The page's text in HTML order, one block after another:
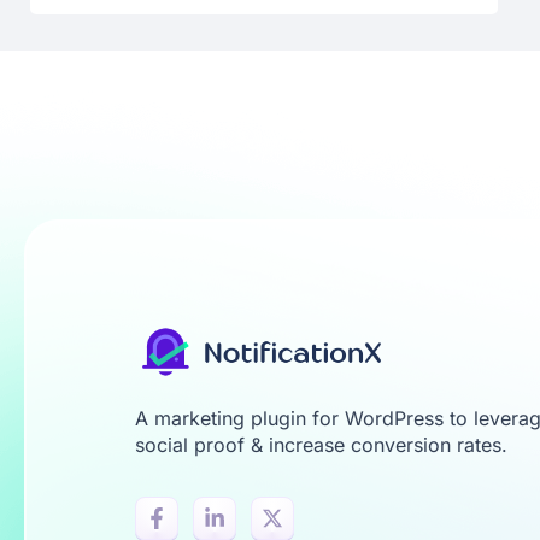
A marketing plugin for WordPress to
social proof & increase conversion rates.